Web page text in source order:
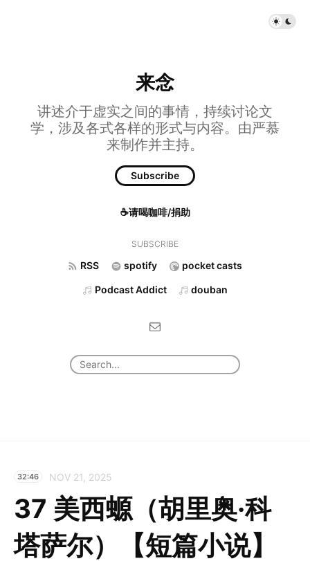
来念
讲述介于虚实之间的事情，持续讨论文
学，涉及各式各样的形式与内容。由严慕
来制作并主持。
Subscribe
☕请喝咖啡/捐助
SUBSCRIBE
RSS spotify pocket casts
Podcast Addict douban
32:46 NOV 21, 2025
37 美西螈（胡里奥·科
塔萨尔）【短篇小说】